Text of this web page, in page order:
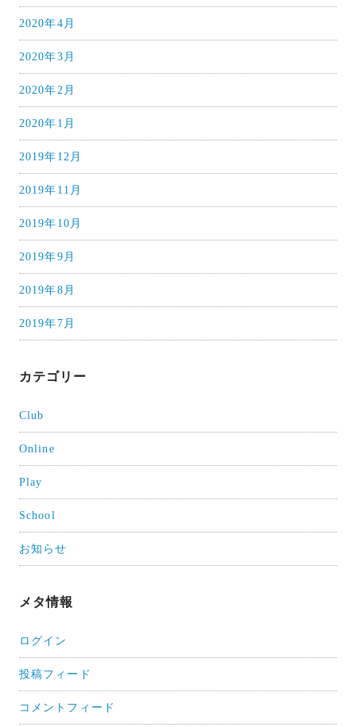
2020年4月
2020年3月
2020年2月
2020年1月
2019年12月
2019年11月
2019年10月
2019年9月
2019年8月
2019年7月
カテゴリー
Club
Online
Play
School
お知らせ
メタ情報
ログイン
投稿フィード
コメントフィード